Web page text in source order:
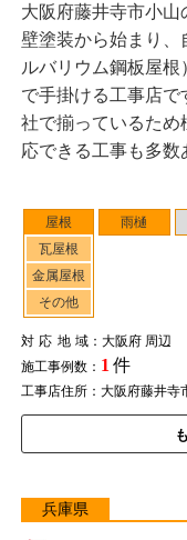
屋根
瓦屋根
金属屋根
その他
雨樋
対応地域：大阪府 周辺
施工事例数： 1 件
工事店住所：大阪府藤井寺
大阪府藤井寺市小
壁塗装から始まり、
ルバリウム鋼板屋根
で手掛ける工事店で
社で揃っているため
応できる工事も多数
兵庫県